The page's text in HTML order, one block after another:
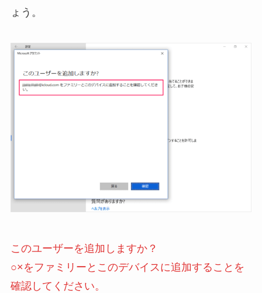
ょう。
このユーザーを追加しますか？
○×をファミリーとこのデバイスに追加することを
確認してください。